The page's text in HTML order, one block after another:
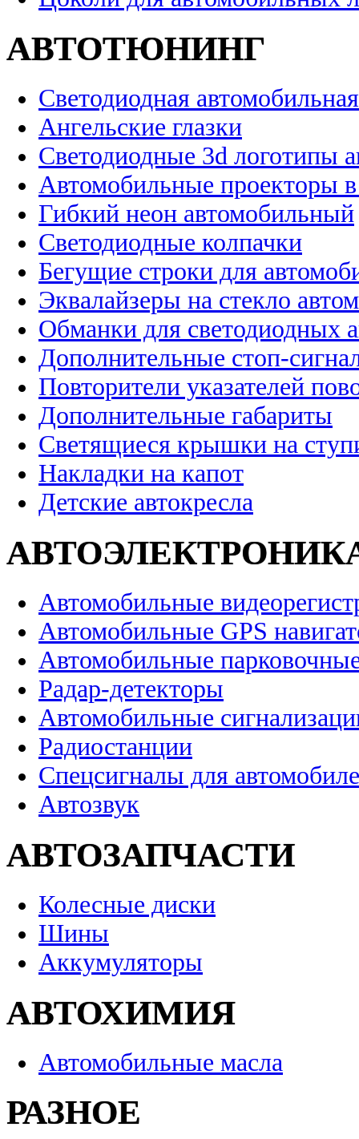
АВТОТЮНИНГ
Светодиодная
Ангельские глазки
Светодиодные 3d логотипы
Автомобильные проекторы
Гибкий неон автомобильный
Светодиодные колпачки
Бегущие строки для
Эквалайзеры на стекло
Обманки для светодиодных
Дополнительные стоп-
Повторители указателей
Дополнительные габариты
Светящиеся крышки на
Накладки на капот
Детские автокресла
Автомобильные
Автомобильные GPS
Автомобильные
Радар-детекторы
Автомобильные
Радиостанции
Спецсигналы для
Автозвук
АВТОЗАПЧАСТИ
Колесные диски
Шины
Аккумуляторы
АВТОХИМИЯ
Автомобильные масла
РАЗНОЕ